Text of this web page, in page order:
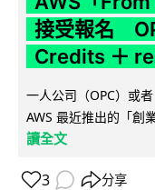
接受報名
Credits ＋
一人公司（OPC）或
AWS 最近推出的「
讀全文
3 分享